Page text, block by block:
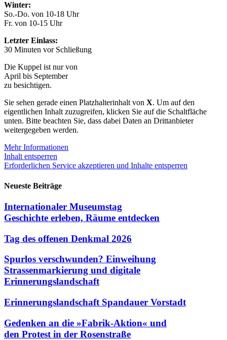
Winter:
So.-Do. von 10-18 Uhr
Fr. von 10-15 Uhr
Letzter Einlass:
30 Minuten vor Schließung
Die Kuppel ist nur von
April bis September
zu besichtigen.
Sie sehen gerade einen Platzhalterinhalt von X. Um auf den
eigentlichen Inhalt zuzugreifen, klicken Sie auf die Schaltfläche
unten. Bitte beachten Sie, dass dabei Daten an Drittanbieter
weitergegeben werden.
Mehr Informationen
Inhalt entsperren
Erforderlichen Service akzeptieren und Inhalte entsperren
Neueste Beiträge
Internationaler Museumstag
Geschichte erleben, Räume entdecken
Tag des offenen Denkmal 2026
Spurlos verschwunden? Einweihung
Strassenmarkierung und digitale
Erinnerungslandschaft
Erinnerungslandschaft Spandauer Vorstadt
Gedenken an die »Fabrik-Aktion« und
den Protest in der Rosenstraße